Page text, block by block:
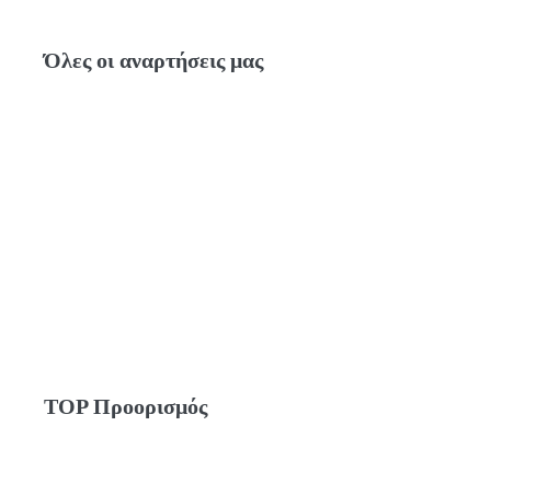
Όλες οι αναρτήσεις μας
TOP Προορισμός